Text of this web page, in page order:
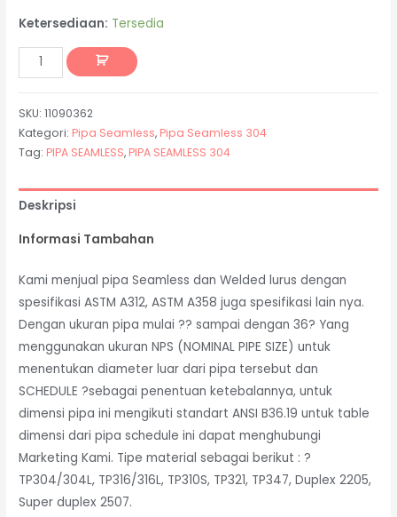
Ketersediaan: Tersedia
SKU:11090362
Kategori: Pipa Seamless, Pipa Seamless 304
Tag: PIPA SEAMLESS, PIPA SEAMLESS 304
Deskripsi
Informasi Tambahan
Kami menjual pipa Seamless dan Welded lurus dengan
spesifikasi ASTM A312, ASTM A358 juga spesifikasi lain nya.
Dengan ukuran pipa mulai ?? sampai dengan 36? Yang
menggunakan ukuran NPS (NOMINAL PIPE SIZE) untuk
menentukan diameter luar dari pipa tersebut dan
SCHEDULE ?sebagai penentuan ketebalannya, untuk
dimensi pipa ini mengikuti standart ANSI B36.19 untuk table
dimensi dari pipa schedule ini dapat menghubungi
Marketing Kami. Tipe material sebagai berikut : ?
TP304/304L, TP316/316L, TP310S, TP321, TP347, Duplex 2205,
Super duplex 2507.